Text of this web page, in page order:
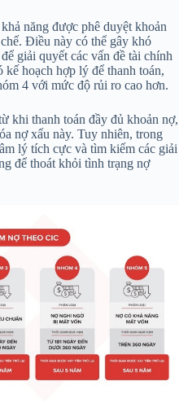
năng được phê duyệt khoản
Điều này có thể gây khó
giải quyết các vấn đề tài chính
hoạch hợp lý để thanh toán,
4 với mức độ rủi ro cao hơn.
khi thanh toán đầy đủ khoản nợ,
nợ xấu này. Tuy nhiên, trong
lý tích cực và tìm kiếm các giải
để thoát khỏi tình trạng nợ